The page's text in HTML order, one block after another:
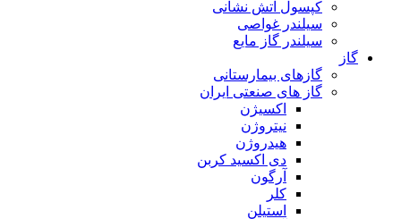
کپسول آتش نشانی
سیلندر غواصی
سیلندر گاز مایع
گاز
گازهای بیمارستانی
گاز های صنعتی ایران
اکسیژن
نیتروژن
هیدروژن
دی اکسید کربن
آرگون
کلر
استیلن